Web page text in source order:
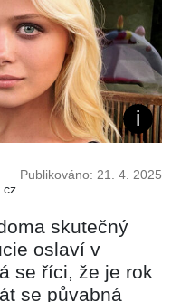
Publikováno: 21. 4. 2025
skutečný
oslaví v
se říci, že je rok
se půvabná